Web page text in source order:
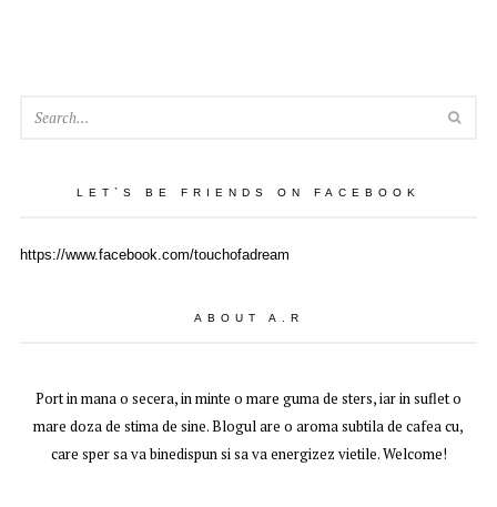
LET`S BE FRIENDS ON FACEBOOK
https://www.facebook.com/touchofadream
ABOUT A.R
Port in mana o secera, in minte o mare guma de sters, iar in suflet o
mare doza de stima de sine. Blogul are o aroma subtila de cafea cu,
care sper sa va binedispun si sa va energizez vietile. Welcome!